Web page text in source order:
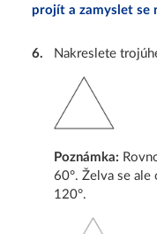
projít a zamyslet se
6. Nakreslete
Poznámka:
60°. Želva se
120°.